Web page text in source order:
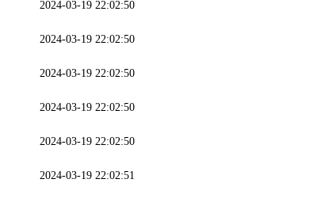
2024-03-19 22:02:50
2024-03-19 22:02:50
2024-03-19 22:02:50
2024-03-19 22:02:50
2024-03-19 22:02:50
2024-03-19 22:02:51